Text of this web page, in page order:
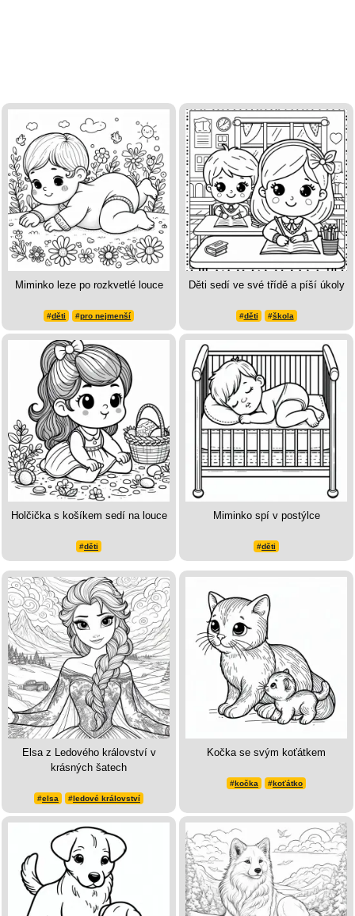
Miminko leze po rozkvetlé louce
#děti #pro nejmenší
Děti sedí ve své třídě a píší úkoly
#děti #škola
Holčička s košíkem sedí na louce
#děti
Miminko spí v postýlce
#děti
Elsa z Ledového království v
krásných šatech
#elsa #ledové království
Kočka se svým koťátkem
#kočka #koťátko